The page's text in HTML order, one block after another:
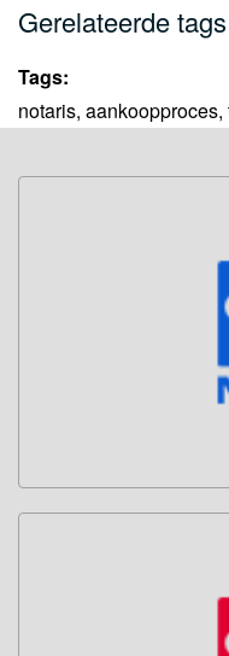
Gerelateerde tags
Tags:
notaris, aankoopproces,